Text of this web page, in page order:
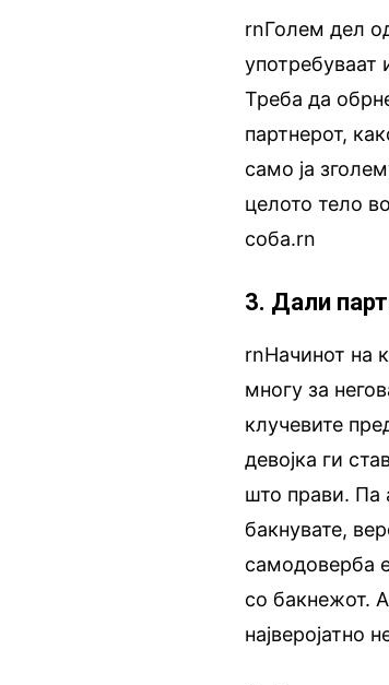
rnГолем дел
употребуваат
Треба да
партнерот,
само ја
целото тело
соба.rn
3. Дали
rnНачинот на
многу за
клучевите
девојка ги
што прави. Па
бакнувате,
самодоверба
со бакнежот.
најверојатно